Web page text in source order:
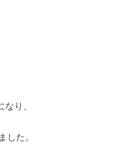
り、
した。